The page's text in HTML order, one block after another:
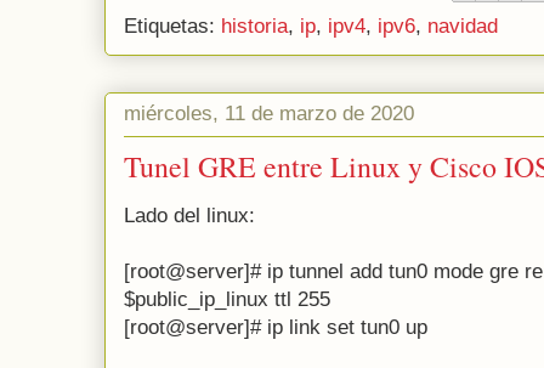
Etiquetas: historia, ip, ipv4, ipv6, navidad
miércoles, 11 de marzo de 2020
Tunel GRE entre Linux y Cisco
Lado del linux:
[root@server]# ip tunnel add tun0 mode gre
$public_ip_linux ttl 255
[root@server]# ip link set tun0 up